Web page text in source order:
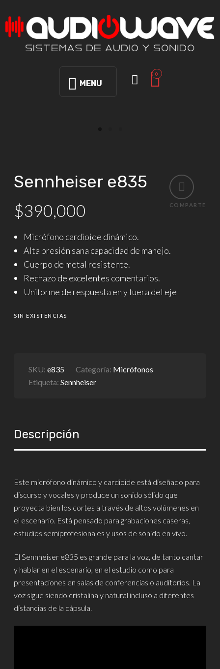
MENU
0
COMPARTE
Sennheiser e835
$390,000
Micrófono cardioide dinámico.
Alta presión sana capacidad de manejo.
Cuerpo de metal resistente.
Rechazo de excelentes comentarios.
Uniforme de respuesta en y fuera del eje
SIN EXISTENCIAS
SKU:e835 Categoría: Micrófonos
Etiqueta:Sennheiser
Descripción
Este micrófono dinámico y cardioide está diseñado para
discurso y vocales y produce un sonido sólido que
proyecta bien los cortes a través de altos volúmenes en
el escenario. Está pensado para grabaciones caseras,
estudios semiprofesionales y usos de sonido en vivo.
El Sennheiser e835 es grande para la voz, de tanto cantar
y hablar en el escenario, en el estudio como para
presentaciones en salas de conferencias o auditorios. La
voz sigue siendo cristalina y natural incluso a diferentes
distancias de la cápsula.